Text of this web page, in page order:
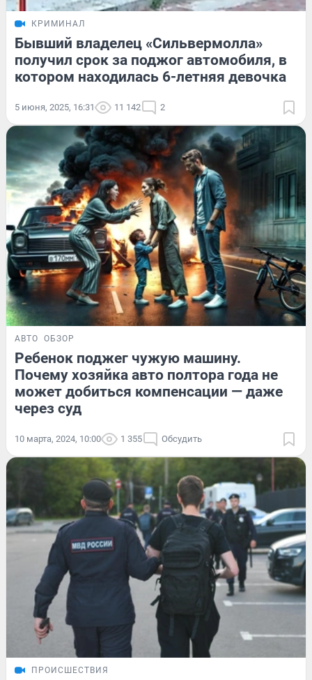
КРИМИНАЛ
Бывший владелец «Сильвермолла»
получил срок за поджог автомобиля, в
котором находилась 6-летняя девочка
5 июня, 2025, 16:31 11 142 2
АВТО ОБЗОР
Ребенок поджег чужую машину.
Почему хозяйка авто полтора года не
может добиться компенсации — даже
через суд
10 марта, 2024, 10:00 1 355 Обсудить
ПРОИСШЕСТВИЯ